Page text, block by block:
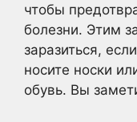
чтобы
болезни. Этим
заразиться,
носите носки
обувь. Вы